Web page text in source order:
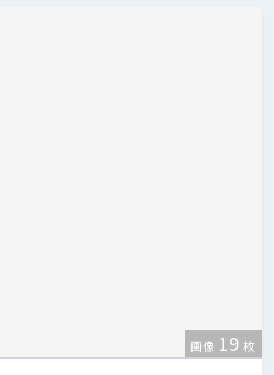
画像 19 枚